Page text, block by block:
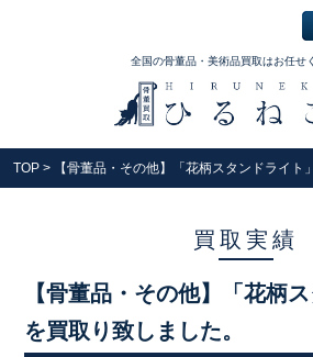
全国の骨董品・美術品買取はお任せ
TOP > 【骨董品・その他】「花柄スタンドライト
買取実績
【骨董品・その他】「花柄
を買取り致しました。